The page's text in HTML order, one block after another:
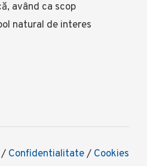
având ca scop
natural de interes
/ Confidentialitate/ Cookies